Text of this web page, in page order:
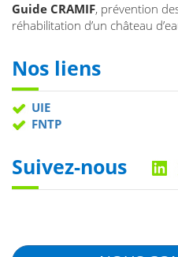
Guide CRAMIF, prévention
réhabilitation d’un château
Nos liens
UIE
FNTP
Suivez-nous